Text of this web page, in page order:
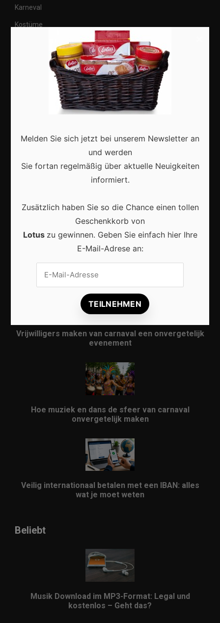
Karneval
Kostüme
Karneval in Deutschland: Traditionen, Kostüme und
Vrijwilligers maken van carnaval een onvergetelijk
evenement
Hoe muziek en dans de sfeer van carnaval
onvergetelijk maken
Veilig internationaal betalen met een IBAN: alles
wat je moet weten
Beliebt
Musik Download im MP3-Format: Legal und
kostenlos – Geht das?
Melden Sie sich jetzt bei unserem Newsletter an
und werden
Sie fortan regelmäßig über aktuelle Neuigkeiten
informiert.
Zusätzlich haben Sie so die Chance einen tollen
Geschenkkorb von
Lotus zu gewinnen. Geben Sie einfach hier Ihre
E-Mail-Adrese an: